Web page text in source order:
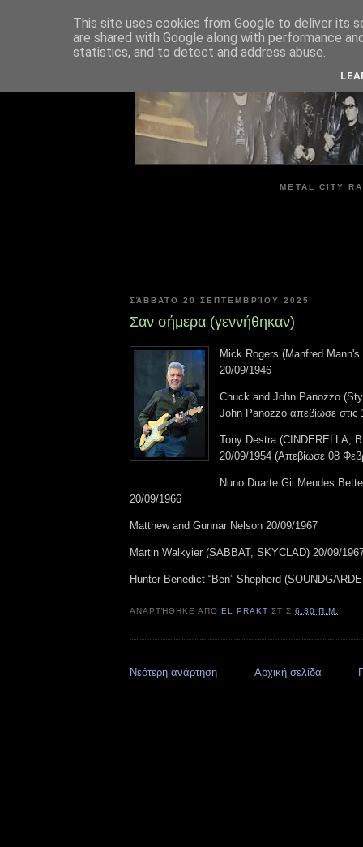
METAL CITY
ΣΆΒΒΑΤΟ 20 ΣΕΠΤΕΜΒΡΊΟΥ 2025
Σαν σήμερα (γεννήθηκαν)
Mick Rogers (Manfred
20/09/1946
Chuck and John Panozzo
John Panozzo απεβίωσε στις
Tony Destra (CINDERELLA,
20/09/1954 (Απεβίωσε 08
Nuno Duarte Gil Mendes
20/09/1966
Matthew and Gunnar Nelson 20/09/1967
Martin Walkyier (SABBAT, SKYCLAD) 20/09/
Hunter Benedict “Ben” Shepherd
ΑΝΑΡΤΉΘΗΚΕ ΑΠΌEL PRAKT ΣΤΙΣ6:30 Π.Μ.
Νεότερη ανάρτηση Αρχική σελίδα
This site uses cookies from Google to deliver its
are shared with Google along with performance
statistics, and to detect and address abuse.